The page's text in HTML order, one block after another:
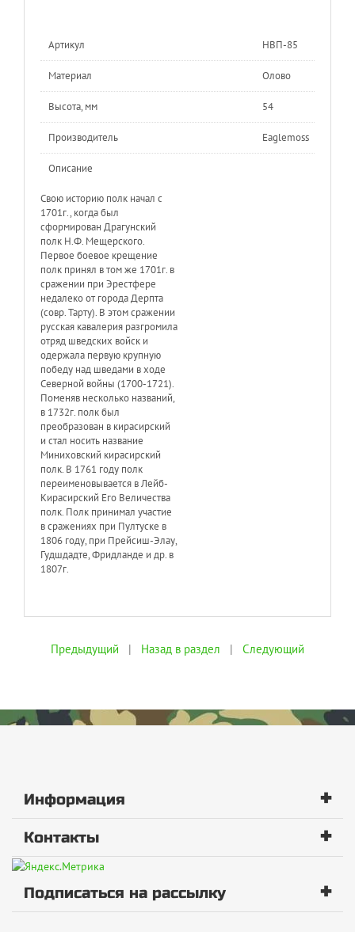
Артикул НВП-85
Материал Олово
Высота, мм 54
Производитель Eaglemoss
Описание
Свою историю полк начал с
1701г., когда был
сформирован Драгунский
полк Н.Ф. Мещерского.
Первое боевое крещение
полк принял в том же 1701г. в
сражении при Эрестфере
недалеко от города Дерпта
(совр. Тарту). В этом сражении
русская кавалерия разгромила
отряд шведских войск и
одержала первую крупную
победу над шведами в ходе
Северной войны (1700-1721).
Поменяв несколько названий,
в 1732г. полк был
преобразован в кирасирский
и стал носить название
Миниховский кирасирский
полк. В 1761 году полк
переименовывается в Лейб-
Кирасирский Его Величества
полк. Полк принимал участие
в сражениях при Пултуске в
1806 году, при Прейсиш-Элау,
Гудшдадте, Фридланде и др. в
1807г.
Предыдущий | Назад в раздел | Следующий
Информация +
Контакты +
Подписаться на рассылку +